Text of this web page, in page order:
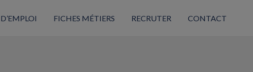
FICHES MÉTIERS RECRUTER CONTACT